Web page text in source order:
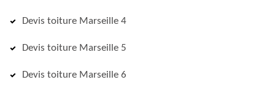
Devis toiture Marseille 4
Devis toiture Marseille 5
Devis toiture Marseille 6